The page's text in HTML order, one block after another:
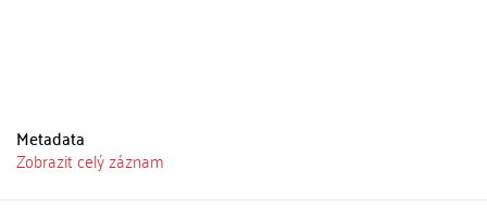
Metadata
Zobrazit celý záznam